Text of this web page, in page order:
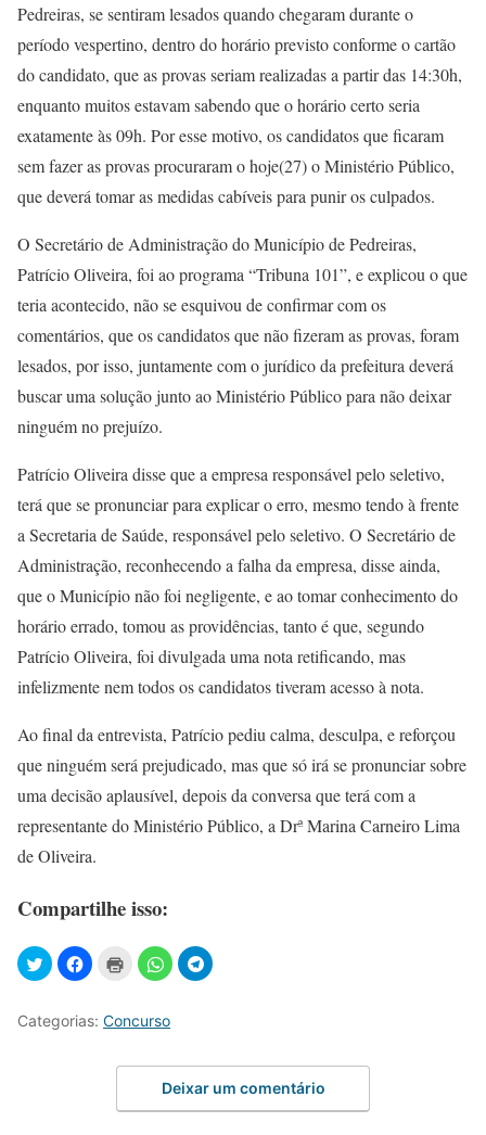
Pedreiras, se sentiram lesados quando chegaram durante o
período vespertino, dentro do horário previsto conforme o cartão
do candidato, que as provas seriam realizadas a partir das 14:30h,
enquanto muitos estavam sabendo que o horário certo seria
exatamente às 09h. Por esse motivo, os candidatos que ficaram
sem fazer as provas procuraram o hoje(27) o Ministério Público,
que deverá tomar as medidas cabíveis para punir os culpados.
O Secretário de Administração do Município de Pedreiras,
Patrício Oliveira, foi ao programa “Tribuna 101”, e explicou o que
teria acontecido, não se esquivou de confirmar com os
comentários, que os candidatos que não fizeram as provas, foram
lesados, por isso, juntamente com o jurídico da prefeitura deverá
buscar uma solução junto ao Ministério Público para não deixar
ninguém no prejuízo.
Patrício Oliveira disse que a empresa responsável pelo seletivo,
terá que se pronunciar para explicar o erro, mesmo tendo à frente
a Secretaria de Saúde, responsável pelo seletivo. O Secretário de
Administração, reconhecendo a falha da empresa, disse ainda,
que o Município não foi negligente, e ao tomar conhecimento do
horário errado, tomou as providências, tanto é que, segundo
Patrício Oliveira, foi divulgada uma nota retificando, mas
infelizmente nem todos os candidatos tiveram acesso à nota.
Ao final da entrevista, Patrício pediu calma, desculpa, e reforçou
que ninguém será prejudicado, mas que só irá se pronunciar sobre
uma decisão aplausível, depois da conversa que terá com a
representante do Ministério Público, a Drª Marina Carneiro Lima
de Oliveira.
Compartilhe isso:
Categorias: Concurso
Deixar um comentário